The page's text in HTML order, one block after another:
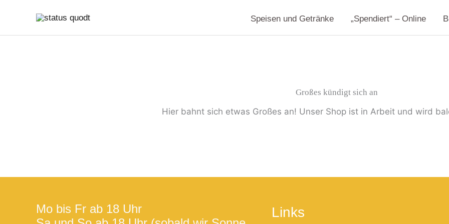
springen
Speisen und Getränke „Spendiert“ – Online
Großes kündigt sich an
Hier bahnt sich etwas Großes an! Unser Shop ist in Arbeit und wird
Mo bis Fr ab 18 Uhr
Links